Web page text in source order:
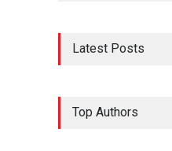
Latest Posts
Top Authors